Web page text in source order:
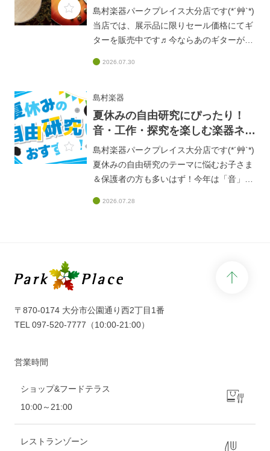
覆す！
https://www.shimamura.co.jp/shop/oita/arti
cle/product/20260806/20795オンラインス
トアからもご注文いただけますので、ぜひ
レキ】
島村楽器パークプレイス大分店です(*´艸`*)
当店では、展示品に限りセール価格にてギ
ターを販売中です♬今ならあのギターがお
https://www.shimamura.co.jp/shop/oita/arti
cle/product/20250815/19166試奏すること
も出来ますので、ぜひお気軽にスタッフま
2026.07.30
島村楽器
夏休みの自由研究にぴったり！
音・工作・探究を楽しむ楽器ネタ
6選♪
島村楽器パークプレイス大分店です(*´艸`*)
夏休みの自由研究のテーマに悩むお子さま
＆保護者の方も多いはず！今年は「音」や
または島村楽器オンラインストアでも販売
いね♪
2026.07.28
〒870-0174 大分市公園通り西2丁目1番
TEL097-520-7777 （10:00-21:00）
営業時間
ショップ&フードテラス
10:00～21:00
レストランゾーン